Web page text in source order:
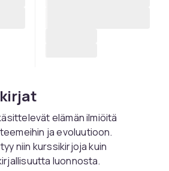
elämän ilmiöitä
ja evoluutioon.
niin kurssikirjoja kuin
luonnosta.